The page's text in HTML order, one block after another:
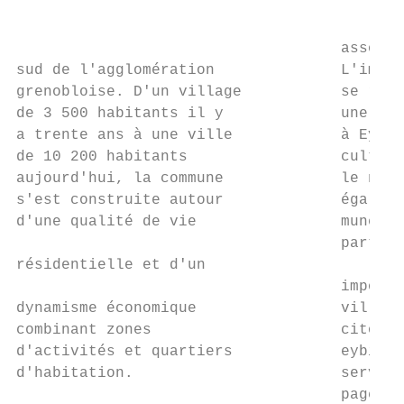
sud de l'agglomération
grenobloise. D'un village           se
de 3 500 habitants il y             une
a trente ans à une ville            à Eybens
de 10 200 habitants
aujourd'hui, la commune             le
s'est construite autour
d'une qualité de vie                mune à
résidentielle et d'un
dynamisme économique                ville,
combinant zones
d'activités et quartiers
d'habitation.                       services
pages